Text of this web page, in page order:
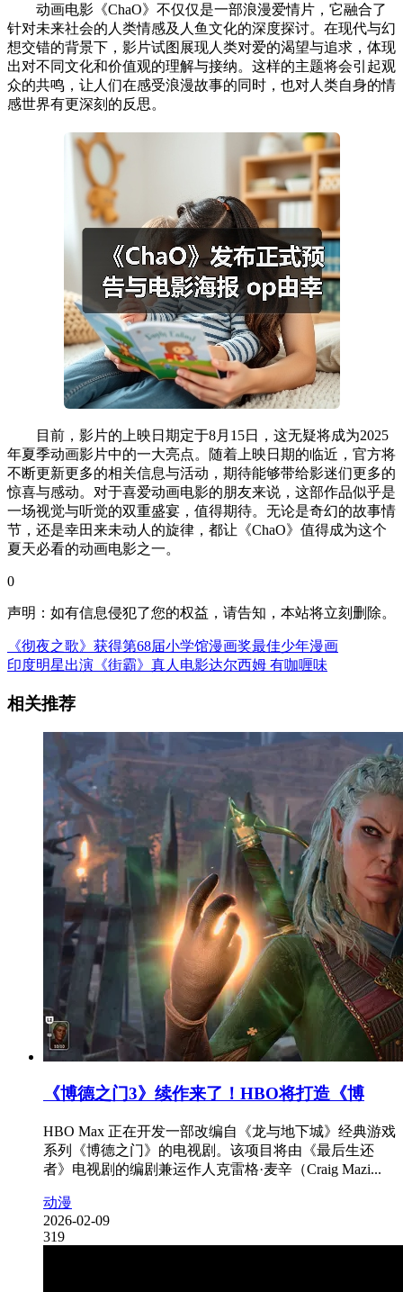
动画电影《ChaO》不仅仅是一部浪漫爱情片，它融合了
针对未来社会的人类情感及人鱼文化的深度探讨。在现代与幻
想交错的背景下，影片试图展现人类对爱的渴望与追求，体现
出对不同文化和价值观的理解与接纳。这样的主题将会引起观
众的共鸣，让人们在感受浪漫故事的同时，也对人类自身的情
感世界有更深刻的反思。
目前，影片的上映日期定于8月15日，这无疑将成为2025
年夏季动画影片中的一大亮点。随着上映日期的临近，官方将
不断更新更多的相关信息与活动，期待能够带给影迷们更多的
惊喜与感动。对于喜爱动画电影的朋友来说，这部作品似乎是
一场视觉与听觉的双重盛宴，值得期待。无论是奇幻的故事情
节，还是幸田来未动人的旋律，都让《ChaO》值得成为这个
夏天必看的动画电影之一。
0
声明：如有信息侵犯了您的权益，请告知，本站将立刻删除。
《彻夜之歌》获得第68届小学馆漫画奖最佳少年漫画
印度明星出演《街霸》真人电影达尔西姆 有咖喱味
相关推荐
《博德之门3》续作来了！HBO将打造《博
HBO Max 正在开发一部改编自《龙与地下城》经典游戏
系列《博德之门》的电视剧。该项目将由《最后生还
者》电视剧的编剧兼运作人克雷格·麦辛（Craig Mazi...
动漫
2026-02-09
319